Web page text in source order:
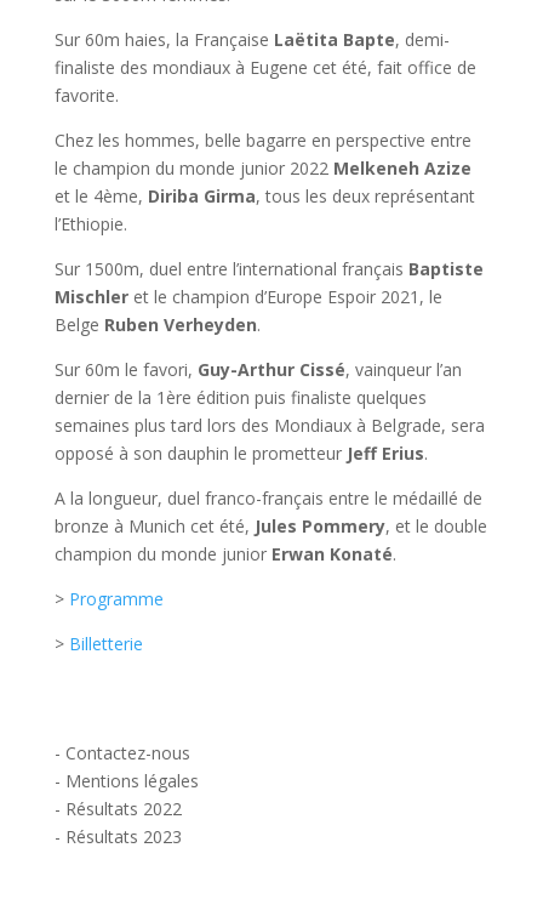
Sur 60m haies, la Française Laëtita Bapte, demi-
finaliste des mondiaux à Eugene cet été, fait office de
favorite.
Chez les hommes, belle bagarre en perspective entre
le champion du monde junior 2022 Melkeneh Azize
et le 4ème, Diriba Girma, tous les deux représentant
l’Ethiopie.
Sur 1500m, duel entre l’international français Baptiste
Mischleret le champion d’Europe Espoir 2021, le
Belge Ruben Verheyden.
Sur 60m le favori, Guy-Arthur Cissé, vainqueur l’an
dernier de la 1ère édition puis finaliste quelques
semaines plus tard lors des Mondiaux à Belgrade, sera
opposé à son dauphin le prometteur Jeff Erius.
A la longueur, duel franco-français entre le médaillé de
bronze à Munich cet été, Jules Pommery, et le double
champion du monde junior Erwan Konaté.
> Programme
> Billetterie
- Contactez-nous
- Mentions légales
- Résultats 2022
- Résultats 2023